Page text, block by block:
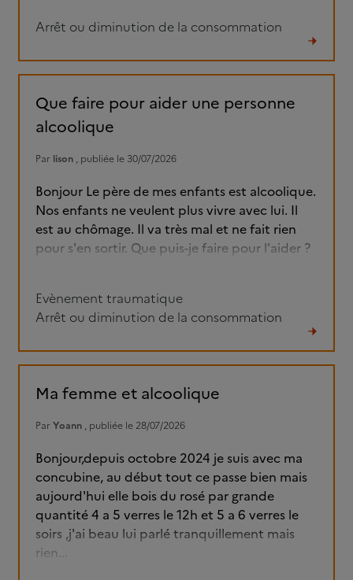
Arrêt ou diminution de la consommation
le
Que faire pour aider une personne
alcoolique
Par lison , publiée le 30/07/2026
Bonjour Le père de mes enfants est alcoolique.
Nos enfants ne veulent plus vivre avec lui. Il
est au chômage. Il va très mal et ne fait rien
pour s'en sortir. Que puis-je faire pour l'aider ?
Evènement traumatique
Arrêt ou diminution de la consommation
le
Ma femme et alcoolique
Par Yoann , publiée le 28/07/2026
Bonjour,depuis octobre 2024 je suis avec ma
concubine, au début tout ce passe bien mais
aujourd'hui elle bois du rosé par grande
quantité 4 a 5 verres le 12h et 5 a 6 verres le
soirs ,j'ai beau lui parlé tranquillement mais
rien...